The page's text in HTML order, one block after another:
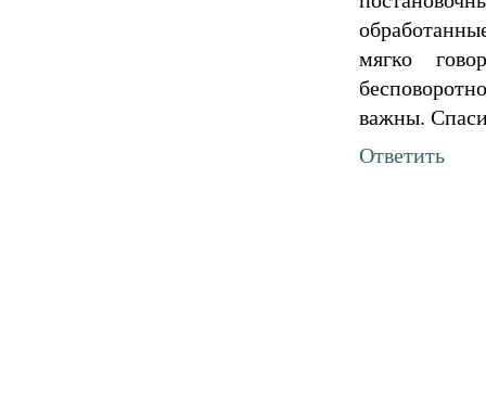
мягко
важны.
Ответить